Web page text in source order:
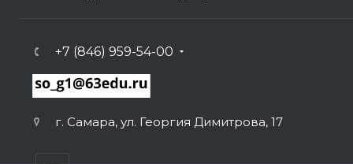
+7 (846) 959-54-00
г. Самара, ул. Георгия Димитрова, 17